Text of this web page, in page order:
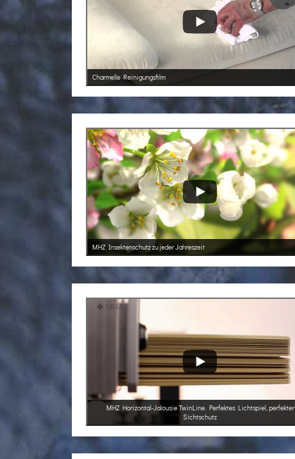
Charmelle Reinigungsfilm
MHZ Insektenschutz zu jeder Jahreszeit
MHZ Horizontal-Jalousie TwinLine. Perfektes Lichtspiel, perfekter
Sichtschutz